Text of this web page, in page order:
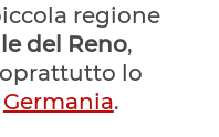
regione
del Reno,
lo
Germania.